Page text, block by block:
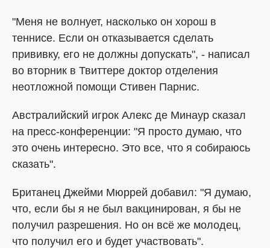
"Меня не волнует, насколько он хорош в
теннисе. Если он отказывается сделать
прививку, его не должны допускать", - написал
во вторник в Твиттере доктор отделения
неотложной помощи Стивен Парнис.
Австралийский игрок Алекс де Минаур сказал
на пресс-конференции: "Я просто думаю, что
это очень интересно. Это все, что я собираюсь
сказать".
Британец Джейми Мюррей добавил: "Я думаю,
что, если бы я не был вакцинирован, я бы не
получил разрешения. Но он всё же молодец,
что получил его и будет участвовать".